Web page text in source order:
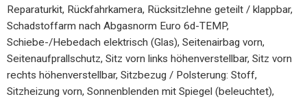
Reparaturkit, Rückfahrkamera, Rücksitzlehne geteilt / klappbar,
Schadstoffarm nach Abgasnorm Euro 6d-TEMP,
Schiebe-/Hebedach elektrisch (Glas), Seitenairbag vorn,
Seitenaufprallschutz, Sitz vorn links höhenverstellbar, Sitz vorn
rechts höhenverstellbar, Sitzbezug / Polsterung: Stoff,
Sitzheizung vorn, Sonnenblenden mit Spiegel (beleuchtet),